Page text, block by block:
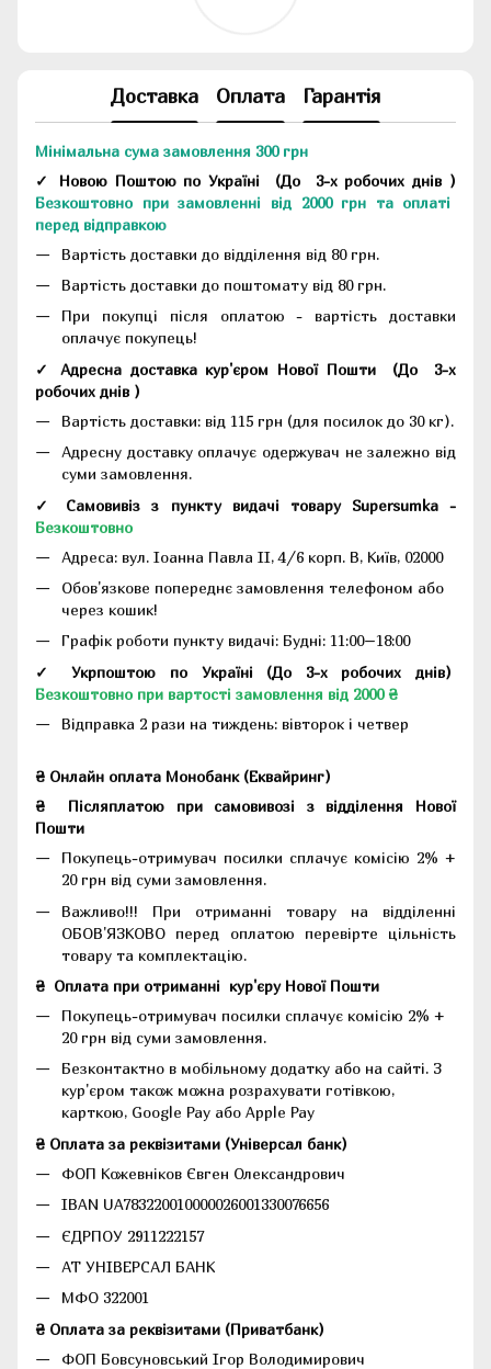
Доставка Оплата Гарантія
Мінімальна сума замовлення 300 грн
✓ Новою Поштою по Україні (До 3-х робочих днів )
Безкоштовно при замовленні від 2000 грн та оплаті
перед відправкою
Вартість доставки до відділення від 80 грн.
Вартість доставки до поштомату від 80 грн.
При покупці після оплатою - вартість доставки
оплачує покупець!
✓ Адресна доставка кур'єром Нової Пошти (До 3-х
робочих днів )
Вартість доставки: від 115 грн (для посилок до 30 кг).
Адресну доставку оплачує одержувач не залежно від
суми замовлення.
✓ Самовивіз з пункту видачі товару Supersumka -
Безкоштовно
Адреса: вул. Іоанна Павла II, 4/6 корп. В, Київ, 02000
Обов'язкове попереднє замовлення телефоном або
через кошик!
Графік роботи пункту видачі: Будні: 11:00–18:00
✓ Укрпоштою по Україні (До 3-х робочих днів)
Безкоштовно при вартості замовлення від 2000 ₴
Відправка 2 рази на тиждень: вівторок і четвер
₴ Онлайн оплата Монобанк (Еквайринг)
₴
Післяплатою при самовивозі з відділення Нової
Пошти
Покупець-отримувач посилки сплачує комісію 2% +
20 грн від суми замовлення.
Важливо!!! При отриманні товару на відділенні
ОБОВ'ЯЗКОВО перед оплатою перевірте цільність
товару та комплектацію.
₴ Оплата при отриманні кур'єру Нової Пошти
Покупець-отримувач посилки сплачує комісію 2% +
20 грн від суми замовлення.
Безконтактно в мобільному додатку або на сайті. З
кур'єром також можна розрахувати готівкою,
карткою, Google Pay або Apple Pay
₴ Оплата за реквізитами (Універсал банк)
ФОП Кожевніков Євген Олександрович
IBAN UA783220010000026001330076656
ЄДРПОУ 2911222157
АТ УНІВЕРСАЛ БАНК
МФО 322001
₴ Оплата за реквізитами (Приватбанк)
ФОП Бовсуновський Ігор Володимирович